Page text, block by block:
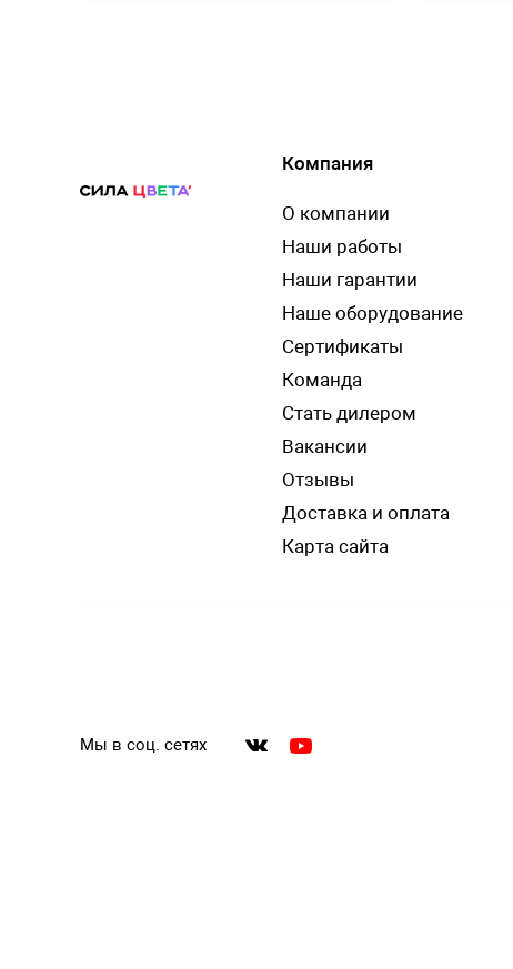
Компания
О компании
Наши работы
Наши гарантии
Наше оборудование
Сертификаты
Команда
Стать дилером
Вакансии
Отзывы
Доставка и оплата
Карта сайта
Мы в соц. сетях